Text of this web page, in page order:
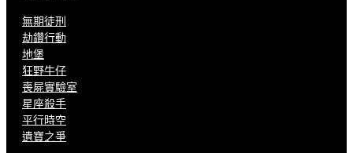
無期徒刑
劫鑽行動
地堡
狂野牛仔
喪屍實驗室
星座殺手
平行時空
遺寶之爭